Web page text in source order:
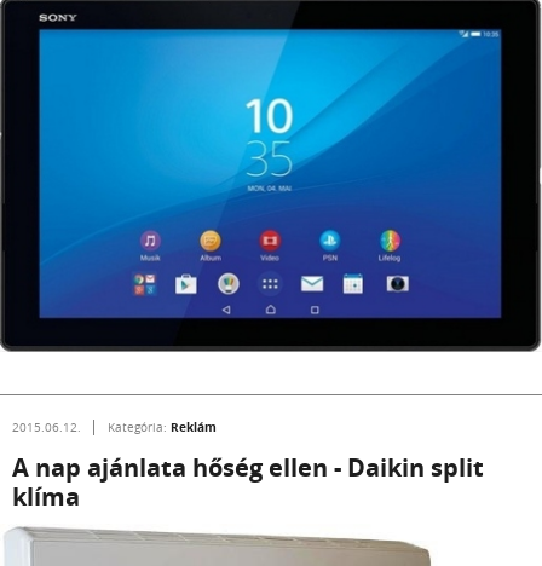
2015.06.12. Kategória: Reklám
A nap ajánlata hőség ellen - Daikin split
klíma